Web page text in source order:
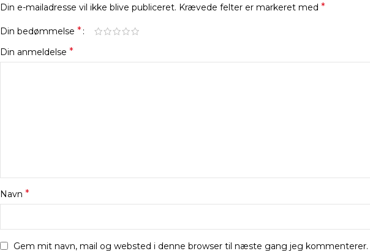
Din e-mailadresse vil ikke blive publiceret. Krævede felter er markeret med *
Din bedømmelse *
Din anmeldelse *
Navn *
Gem mit navn, mail og websted i denne browser til næste gang jeg kommenterer.